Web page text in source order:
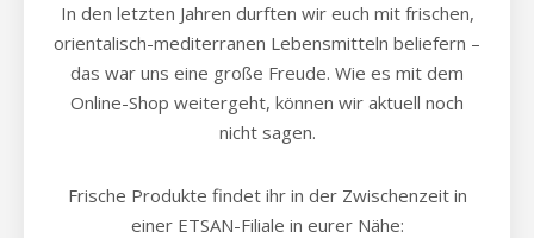
In den letzten Jahren durften wir euch mit frischen,
orientalisch-mediterranen Lebensmitteln beliefern –
das war uns eine große Freude. Wie es mit dem
Online-Shop weitergeht, können wir aktuell noch
nicht sagen.
Frische Produkte findet ihr in der Zwischenzeit in
einer ETSAN-Filiale in eurer Nähe: